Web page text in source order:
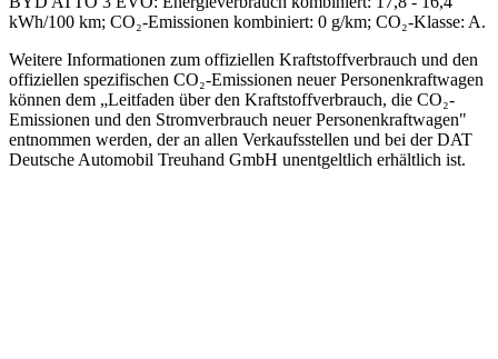
kWh/100 km; CO₂-Emissionen kombiniert: 0 g/km; CO₂-Klasse: A.
Weitere Informationen zum offiziellen Kraftstoffverbrauch und den
offiziellen spezifischen CO₂-Emissionen neuer Personenkraftwagen
können dem „Leitfaden über den Kraftstoffverbrauch, die CO₂-
Emissionen und den Stromverbrauch neuer Personenkraftwagen"
entnommen werden, der an allen Verkaufsstellen und bei der DAT
Deutsche Automobil Treuhand GmbH unentgeltlich erhältlich ist.